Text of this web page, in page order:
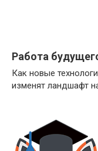
Работа
Как новые
изменят ландшафт